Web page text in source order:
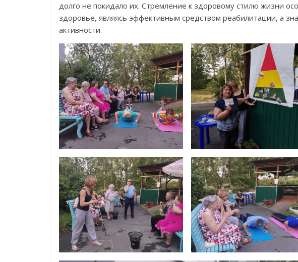
долго не покидало их. Стремление к здоровому стилю жизни
здоровье, являясь эффективным средством реабилитации, а
активности.